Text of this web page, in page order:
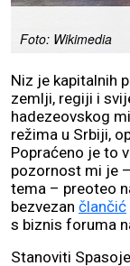
Foto: Wikimedia
Niz je kapitalnih
zemlji, regiji i
hadezeovskog
režima u Srbiji,
Popraćeno je to
pozornost mi je
tema – preoteo
bezvezan člančić
s biznis foruma
Stanoviti